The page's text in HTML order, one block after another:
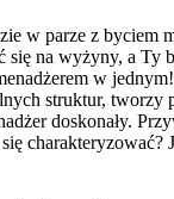
w parze z byciem
na wyżyny, a Ty
w
struktur,
doskonały.